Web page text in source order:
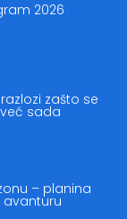
2026
zašto se
sada
– planina